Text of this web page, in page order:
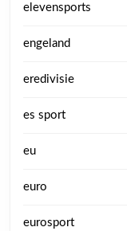
elevensports
engeland
eredivisie
es sport
eu
euro
eurosport